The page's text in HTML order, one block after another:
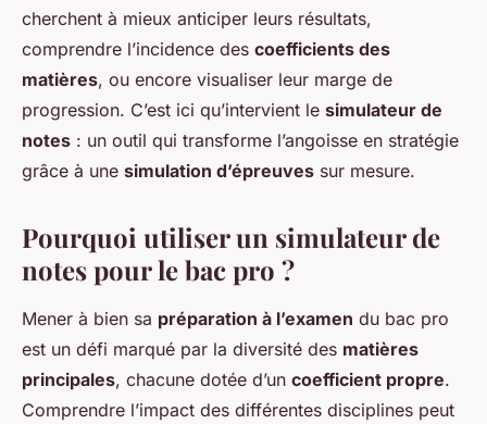
cherchent à mieux anticiper leurs résultats,
comprendre l’incidence des coefficients des
matières, ou encore visualiser leur marge de
progression. C’est ici qu’intervient le simulateur de
notes : un outil qui transforme l’angoisse en stratégie
grâce à une simulation d’épreuves sur mesure.
Pourquoi utiliser un simulateur de
notes pour le bac pro ?
Mener à bien sa préparation à l’examen du bac pro
est un défi marqué par la diversité des matières
principales, chacune dotée d’un coefficient propre.
Comprendre l’impact des différentes disciplines peut